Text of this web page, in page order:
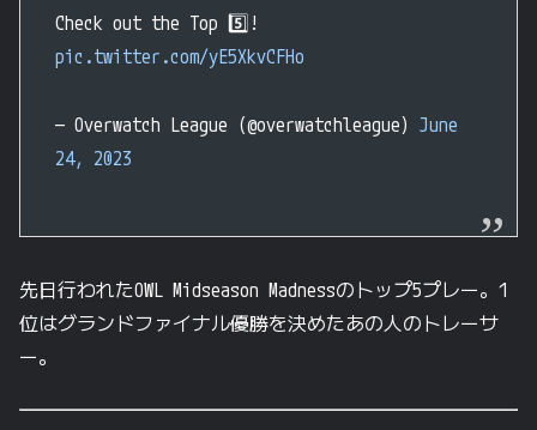
Check out the Top 5️⃣!
pic.twitter.com/yE5XkvCFHo
— Overwatch League (@overwatchleague) June
24, 2023
先日行われたOWL Midseason Madnessのトップ5プレー。1
位はグランドファイナル優勝を決めたあの人のトレーサ
ー。